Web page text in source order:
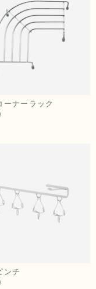
ーナーラック
ンチ